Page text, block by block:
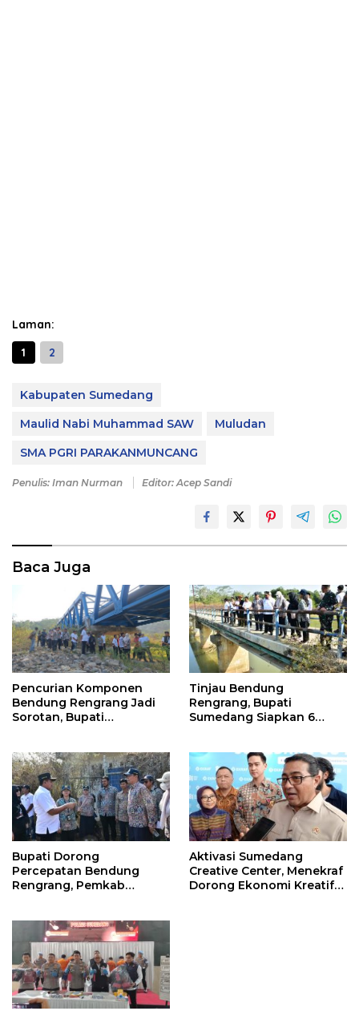
Laman:
1
2
Kabupaten Sumedang
Maulid Nabi Muhammad SAW
Muludan
SMA PGRI PARAKANMUNCANG
Penulis: Iman Nurman Editor: Acep Sandi
Baca Juga
Pencurian Komponen
Bendung Rengrang Jadi
Sorotan, Bupati
Tinjau Bendung
Rengrang, Bupati
Sumedang Siapkan 6
Bupati Dorong
Percepatan Bendung
Rengrang, Pemkab
Petani
Aktivasi Sumedang
Creative Center, Menekraf
Dorong Ekonomi Kreatif